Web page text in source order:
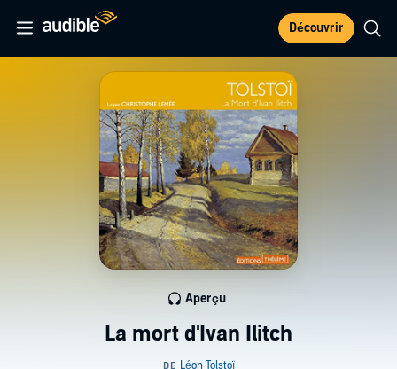
Découvrir
La mort d'Ivan Ilitch
Aperçu